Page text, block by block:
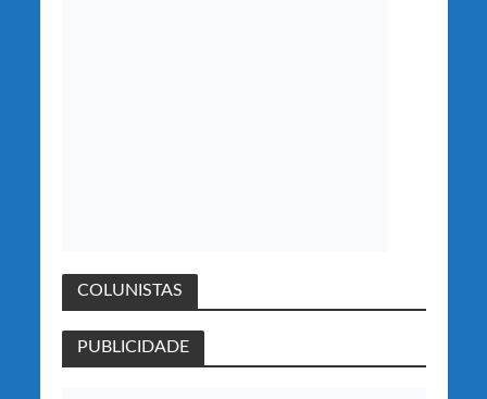
COLUNISTAS
PUBLICIDADE